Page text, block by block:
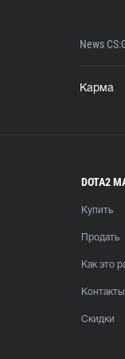
News
Карма
DOTA2
Купить
Продать
Как это
Контакты
Скидки